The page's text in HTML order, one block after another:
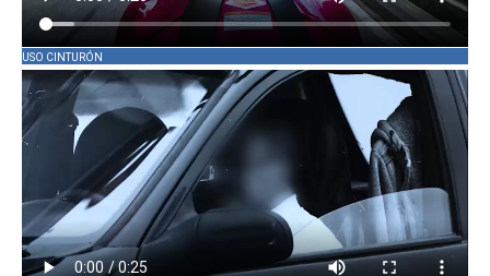
USO CINTURÓN